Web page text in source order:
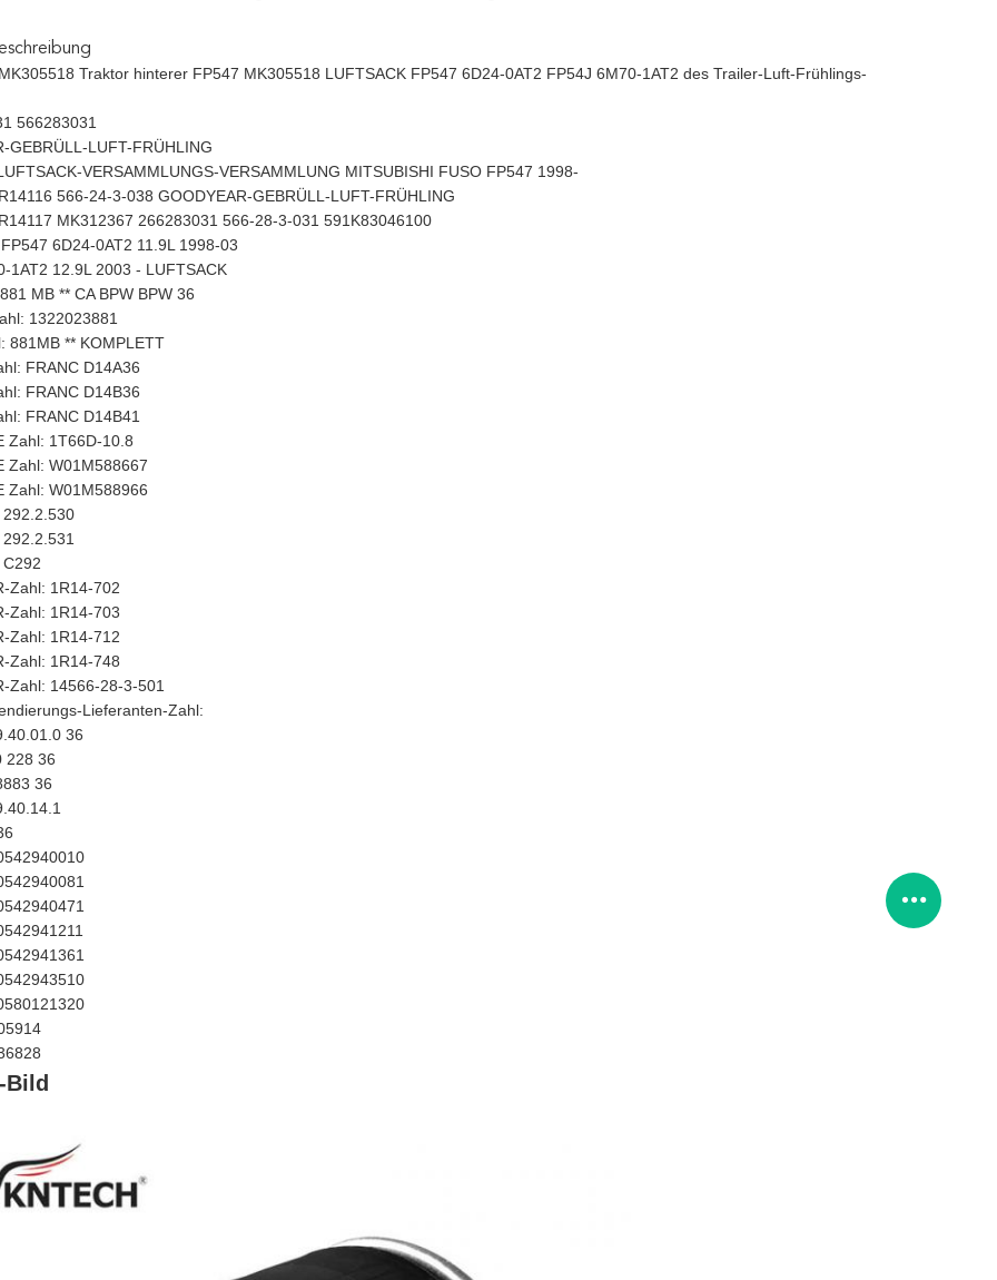
Traktor hinterer FP547 MK305518 LUFTSACK FP547 6D24-0AT2 FP54J 6M70-1AT2 des Trailer-Luft-Frühlings-
566283031
GEBRÜLL-LUFT-FRÜHLING
VERSAMMLUNGS-VERSAMMLUNG MITSUBISHI FUSO FP547 1998-
566-24-3-038 GOODYEAR-GEBRÜLL-LUFT-FRÜHLING
MK312367 266283031 566-28-3-031 591K83046100
6D24-0AT2 11.9L 1998-03
1AT2 12.9L 2003 - LUFTSACK
MB ** CA BPW BPW 36
1322023881
881MB ** KOMPLETT
FRANC D14A36
FRANC D14B36
FRANC D14B41
Zahl: 1T66D-10.8
Zahl: W01M588667
Zahl: W01M588966
Zahl: 1R14-702
Zahl: 1R14-703
Zahl: 1R14-712
Zahl: 1R14-748
Zahl: 14566-28-3-501
Lieferanten-Zahl:
36
228 36
36
Bild